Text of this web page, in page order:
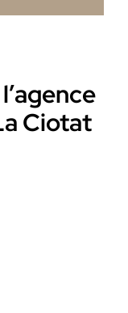
Ciotat